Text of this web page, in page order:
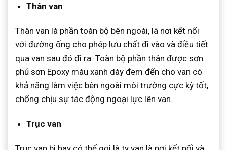
Thân van
Thân van là phần toàn bộ bên ngoài, là nơi kết nối
với đường ống cho phép lưu chất đi vào và điều tiết
qua van sau đó đi ra. Toàn bộ phần thân được sơn
phủ sơn Epoxy màu xanh dày đem đến cho van có
khả năng làm việc bên ngoài môi trường cực kỳ tốt,
chống chịu sự tác động ngoại lực lên van.
Trục van